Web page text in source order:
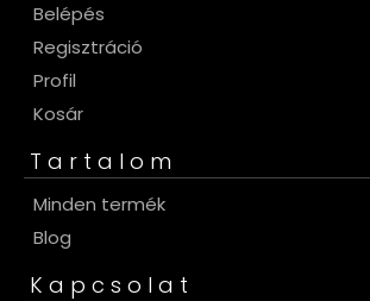
Belépés
Regisztráció
Profil
Kosár
Tartalom
Minden termék
Blog
Kapcsolat